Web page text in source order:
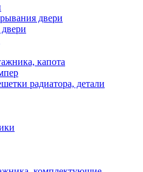
двери
капота
радиатора, детали